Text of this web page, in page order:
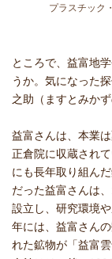
プラスチック
ところで、益富地
うか。気になった
之助（ますとみか
益富さんは、本業
正倉院に収蔵され
にも長年取り組ん
だった益富さんは
設立し、研究環境
年には、益富さん
れた鉱物が「益富